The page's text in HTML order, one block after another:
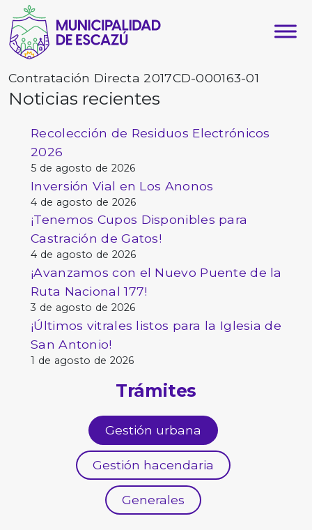
Contratación Directa 2017CD-000163-01
Noticias recientes
Recolección de Residuos Electrónicos
2026
5 de agosto de 2026
Inversión Vial en Los Anonos
4 de agosto de 2026
¡Tenemos Cupos Disponibles para
Castración de Gatos!
4 de agosto de 2026
¡Avanzamos con el Nuevo Puente de la
Ruta Nacional 177!
3 de agosto de 2026
¡Últimos vitrales listos para la Iglesia de
San Antonio!
1 de agosto de 2026
Trámites
Gestión urbana
Gestión hacendaria
Generales